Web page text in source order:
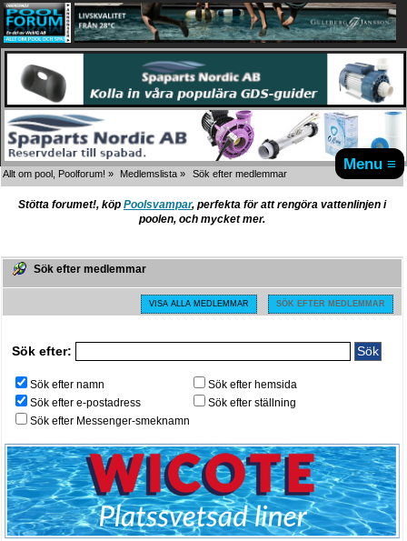
Menu ≡
Allt om pool, Poolforum! » Medlemslista » Sök efter medlemmar
Stötta forumet!, köp Poolsvampar, perfekta för att rengöra vattenlinjen i
poolen, och mycket mer.
Sök efter medlemmar
VISA ALLA MEDLEMMAR SÖK EFTER MEDLEMMAR
Sök efter:
Sök efter namn
Sök efter e-postadress
Sök efter Messenger-smeknamn
Sök efter hemsida
Sök efter ställning